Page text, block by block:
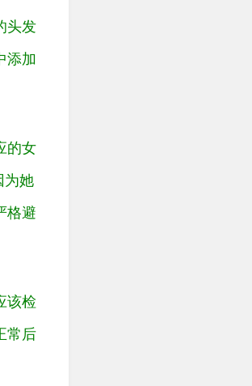
头发
添加
的女
为她
格避
该检
常后